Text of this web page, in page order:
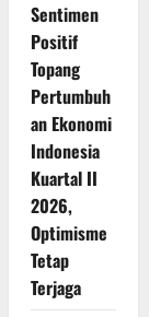
Sentimen
Positif
Topang
Pertumbuh
an Ekonomi
Indonesia
Kuartal II
2026,
Optimisme
Tetap
Terjaga